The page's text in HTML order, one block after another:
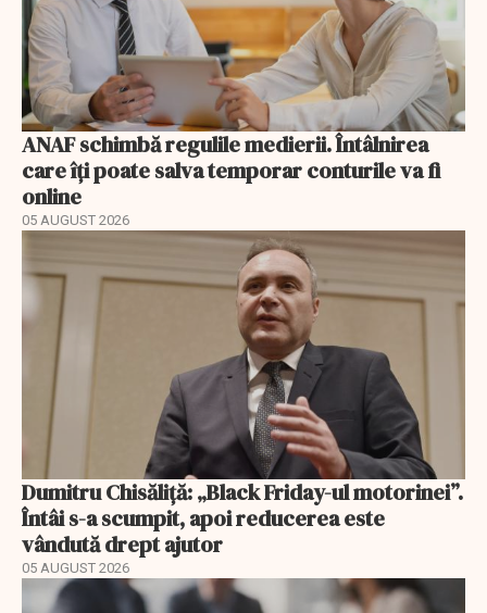
ANAF schimbă regulile medierii. Întâlnirea
care îți poate salva temporar conturile va fi
online
05 AUGUST 2026
Dumitru Chisăliță: „Black Friday-ul motorinei”.
Întâi s-a scumpit, apoi reducerea este
vândută drept ajutor
05 AUGUST 2026